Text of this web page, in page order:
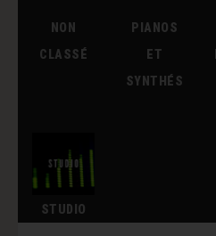
NON
CLASSÉ
PIANOS
ET
SYNTHÉS
STUDIO